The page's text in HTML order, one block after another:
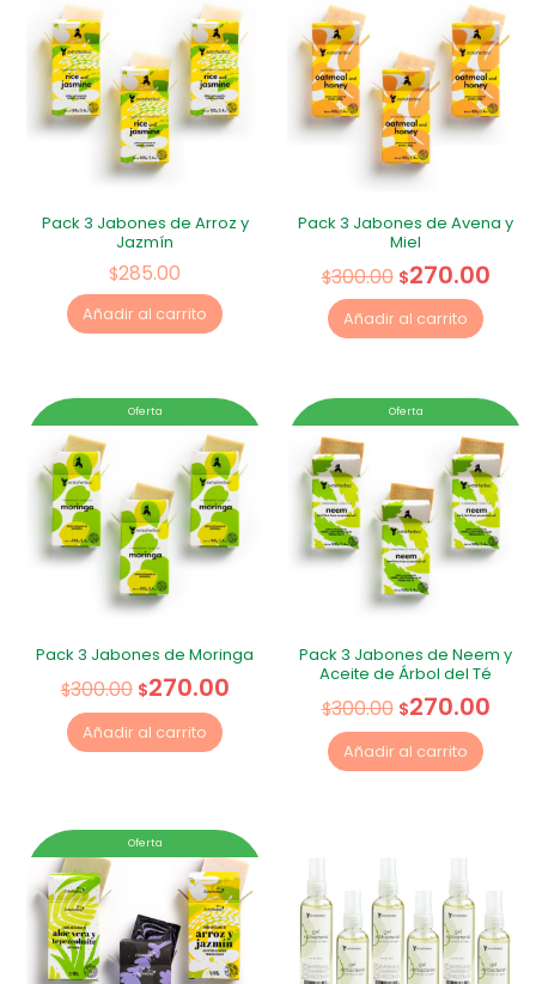
Pack 3 Jabones de Arroz y
Jazmín
$285.00
Añadir al carrito
Pack 3 Jabones de Avena y
Miel
$300.00 $270.00
Añadir al carrito
Oferta
Pack 3 Jabones de Moringa
$300.00 $270.00
Añadir al carrito
Oferta
Pack 3 Jabones de Neem y
Aceite de Árbol del Té
$300.00 $270.00
Añadir al carrito
Oferta